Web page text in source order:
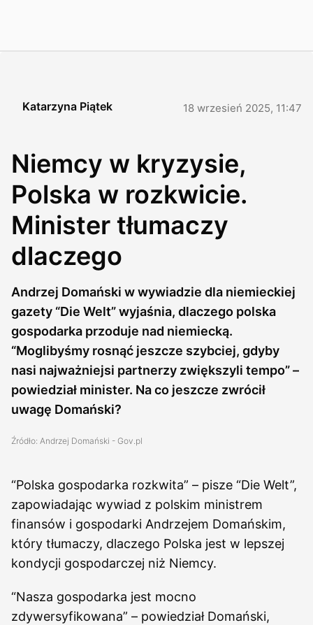
Katarzyna Piątek 18 wrzesień 2025, 11:47
Niemcy w kryzysie,
Polska w rozkwicie.
Minister tłumaczy
dlaczego
Andrzej Domański w wywiadzie dla niemieckiej
gazety “Die Welt” wyjaśnia, dlaczego polska
gospodarka przoduje nad niemiecką.
“Moglibyśmy rosnąć jeszcze szybciej, gdyby
nasi najważniejsi partnerzy zwiększyli tempo” –
powiedział minister. Na co jeszcze zwrócił
uwagę Domański?
Źródło: Andrzej Domański - Gov.pl
“Polska gospodarka rozkwita” – pisze “Die Welt”,
zapowiadając wywiad z polskim ministrem
finansów i gospodarki Andrzejem Domańskim,
który tłumaczy, dlaczego Polska jest w lepszej
kondycji gospodarczej niż Niemcy.
“Nasza gospodarka jest mocno
zdywersyfikowana” – powiedział Domański,